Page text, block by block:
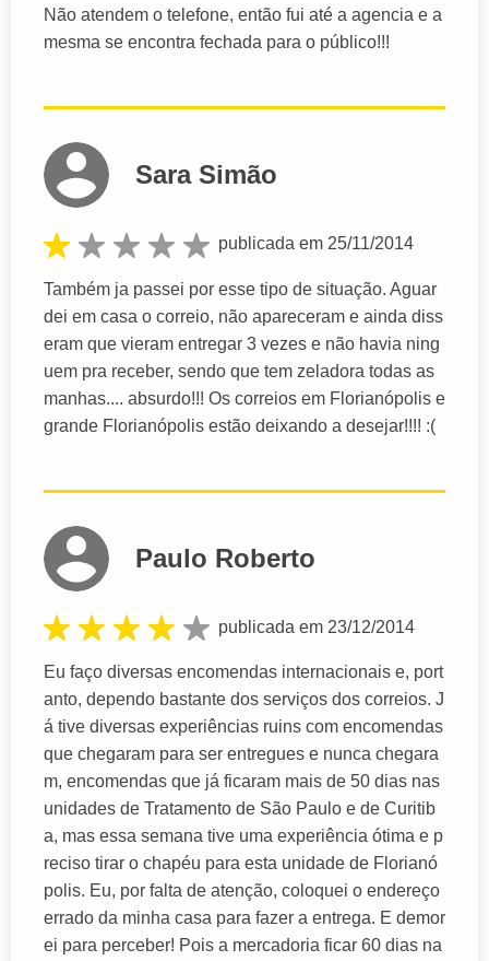
Não atendem o telefone, então fui até a agencia e a
mesma se encontra fechada para o público!!!
Sara Simão
publicada em 25/11/2014
Também ja passei por esse tipo de situação. Aguar
dei em casa o correio, não apareceram e ainda diss
eram que vieram entregar 3 vezes e não havia ning
uem pra receber, sendo que tem zeladora todas as
manhas.... absurdo!!! Os correios em Florianópolis e
grande Florianópolis estão deixando a desejar!!!! :(
Paulo Roberto
publicada em 23/12/2014
Eu faço diversas encomendas internacionais e, port
anto, dependo bastante dos serviços dos correios. J
á tive diversas experiências ruins com encomendas
que chegaram para ser entregues e nunca chegara
m, encomendas que já ficaram mais de 50 dias nas
unidades de Tratamento de São Paulo e de Curitib
a, mas essa semana tive uma experiência ótima e p
reciso tirar o chapéu para esta unidade de Florianó
polis. Eu, por falta de atenção, coloquei o endereço
errado da minha casa para fazer a entrega. E demor
ei para perceber! Pois a mercadoria ficar 60 dias na